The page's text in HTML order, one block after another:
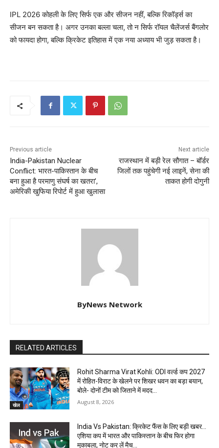
IPL 2026 कोहली के लिए सिर्फ एक और सीजन नहीं, बल्कि रिकॉर्ड्स का
सीजन बन सकता है। अगर उनका बल्ला चला, तो न सिर्फ रॉयल चैलेंजर्स बैंगलोर
को फायदा होगा, बल्कि क्रिकेट इतिहास में एक नया अध्याय भी जुड़ सकता है।
Previous article
India-Pakistan Nuclear
Conflict: भारत-पाकिस्तान के बीच
बना हुआ है परमाणु संघर्ष का खतरा’,
अमेरिकी खुफिया रिपोर्ट में हुआ खुलासा
Next article
राजस्थान में बड़ी रेल सौगात – बॉर्डर
जिलों तक पहुंचेगी नई लाइनें, सेना की
ताकत होगी दोगुनी
ByNews Network
RELATED ARTICLES
खेल
Rohit Sharma Virat Kohli: ODI वर्ल्ड कप 2027
में रोहित-विराट के खेलने पर शिखर धवन का बड़ा बयान,
बोले- दोनों टीम को जिताने में मदद...
August 8, 2026
India Vs Pakistan: क्रिकेट फैंस के लिए बड़ी खबर…
एशिया कप में भारत और पाकिस्तान के बीच फिर होगा
मुकाबला, नोट कर लें मैच...